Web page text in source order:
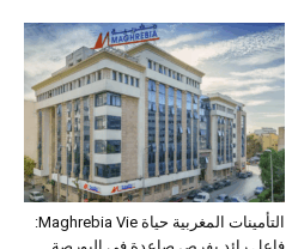
التأمينات المغربية حياة Maghrebia Vie: